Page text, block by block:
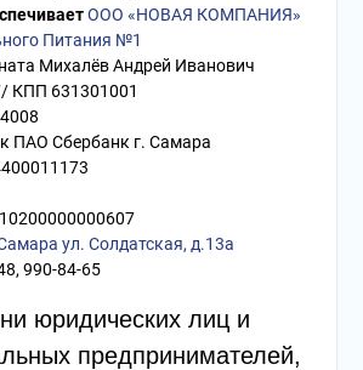
ООО «НОВАЯ КОМПАНИЯ»
Питания №1
Михалёв Андрей Иванович
КПП 631301001
ПАО Сбербанк г. Самара
ул. Солдатская, д.13а
990-84-65
юридических лиц и
предпринимателей,